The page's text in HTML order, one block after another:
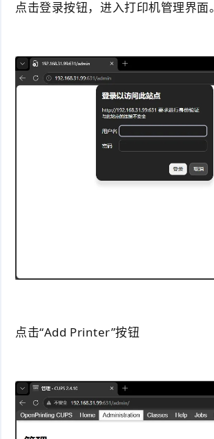
点击登录按钮，进入打印机管理界面。
点击“Add Printer”按钮